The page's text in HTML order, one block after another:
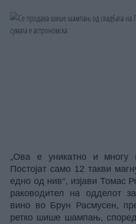
„Ова е уникатно и многу
Постојат само 12 такви
едно од нив“, изјави Томас
раководител на одделот
вино во Брун Расмусен,
ретко шише шампањ, според